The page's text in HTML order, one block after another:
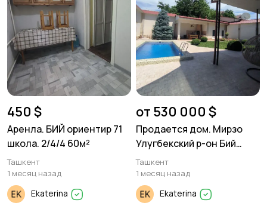
450 $
Аренла. БИЙ ориентир 71
школа. 2/4/4 60м²
Ташкент
1 месяц назад
Ekaterina
от 530 000 $
Продается дом. Мирзо
Улугбекский р-он Бий
Дагестанская. 5 соток.
Ташкент
1 месяц назад
Ekaterina